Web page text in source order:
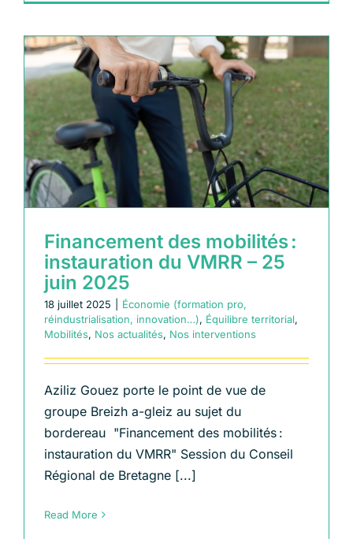
Financement des mobilités :
instauration du VMRR – 25
juin 2025
18 juillet 2025
Économie (formation pro,
réindustrialisation, innovation…), Équilibre territorial,
Mobilités, Nos actualités, Nos interventions
Aziliz Gouez porte le point de vue de
groupe Breizh a-gleiz au sujet du
bordereau "Financement des mobilités :
instauration du VMRR" Session du Conseil
Régional de Bretagne [...]
Read More